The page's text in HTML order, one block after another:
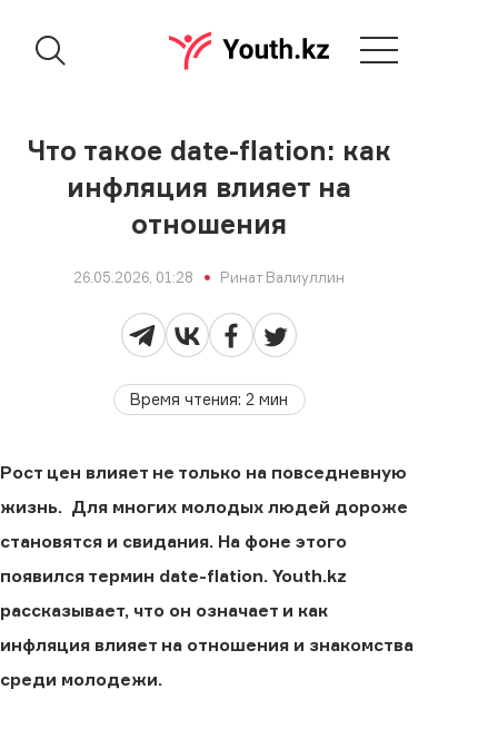
Что такое date-flation: как
инфляция влияет на
отношения
26.05.2026, 01:28 Ринат Валиуллин
Время чтения:2 мин
Рост цен влияет не только на повседневную
жизнь. Для многих молодых людей дороже
становятся и свидания. На фоне этого
появился термин date-flation. Youth.kz
рассказывает, что он означает и как
инфляция влияет на отношения и знакомства
среди молодежи.